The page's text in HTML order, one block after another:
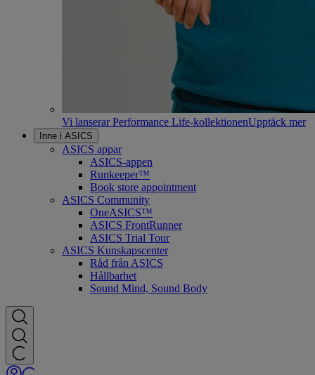
Vi lanserar Performance Life-kollektionenUpptäck mer
Inne i ASICS
ASICS appar
ASICS-appen
Runkeeper™
Book store appointment
ASICS Community
OneASICS™
ASICS FrontRunner
ASICS Trial Tour
ASICS Kunskapscenter
Råd från ASICS
Hållbarhet
Sound Mind, Sound Body